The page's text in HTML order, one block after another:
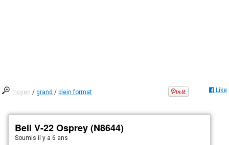
moyen /grand /plein format Like
Bell V-22 Osprey (N8644)
Soumisil y a 6 ans